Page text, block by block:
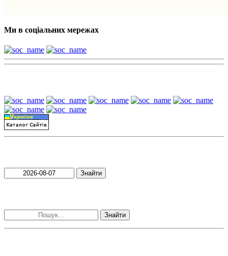
Ми в соціальних мережах
Знайти
Знайти